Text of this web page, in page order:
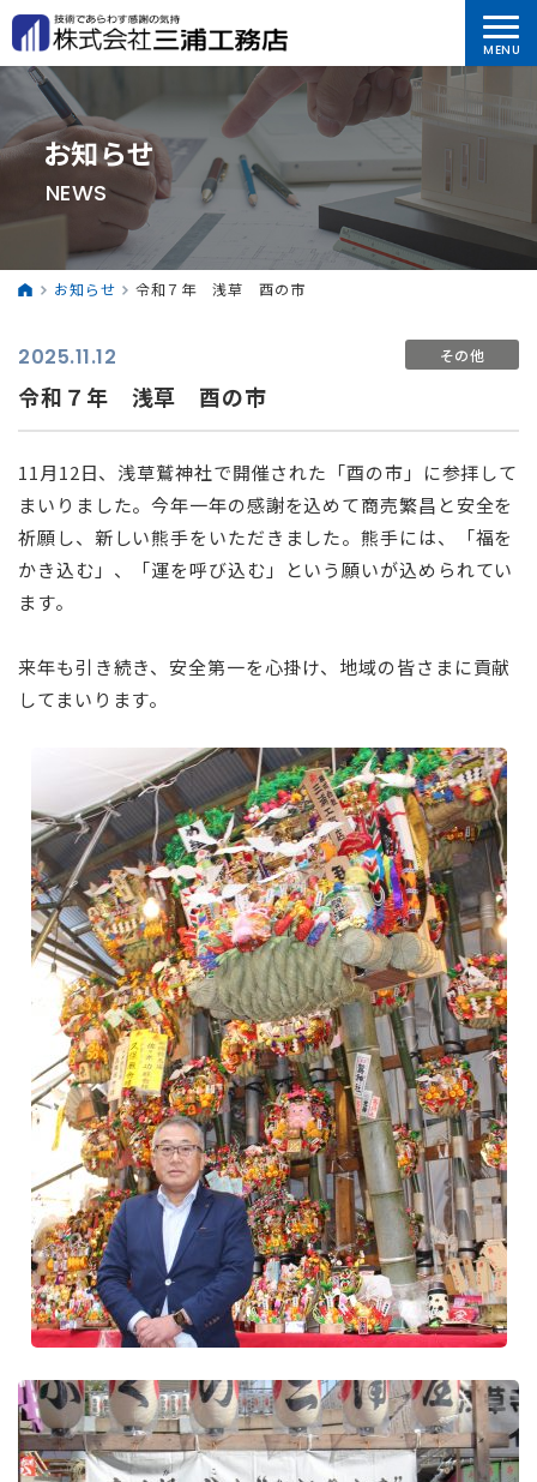
お知らせ
NEWS
お知らせ 令和７年 浅草 酉の市
2025.11.12 その他
令和７年 浅草 酉の市
11月12日、浅草鷲神社で開催された「酉の市」に参拝して
まいりました。今年一年の感謝を込めて商売繁昌と安全を
祈願し、新しい熊手をいただきました。熊手には、「福を
かき込む」、「運を呼び込む」という願いが込められてい
ます。
来年も引き続き、安全第一を心掛け、地域の皆さまに貢献
してまいります。